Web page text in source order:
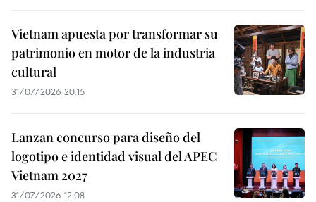
Vietnam apuesta por transformar su
patrimonio en motor de la industria
cultural
31/07/2026 20:15
Lanzan concurso para diseño del
logotipo e identidad visual del APEC
Vietnam 2027
31/07/2026 12:08